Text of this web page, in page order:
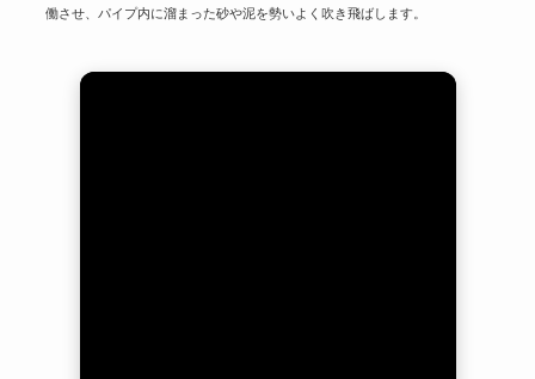
働させ、パイプ内に溜まった砂や泥を勢いよく吹き飛ばします。